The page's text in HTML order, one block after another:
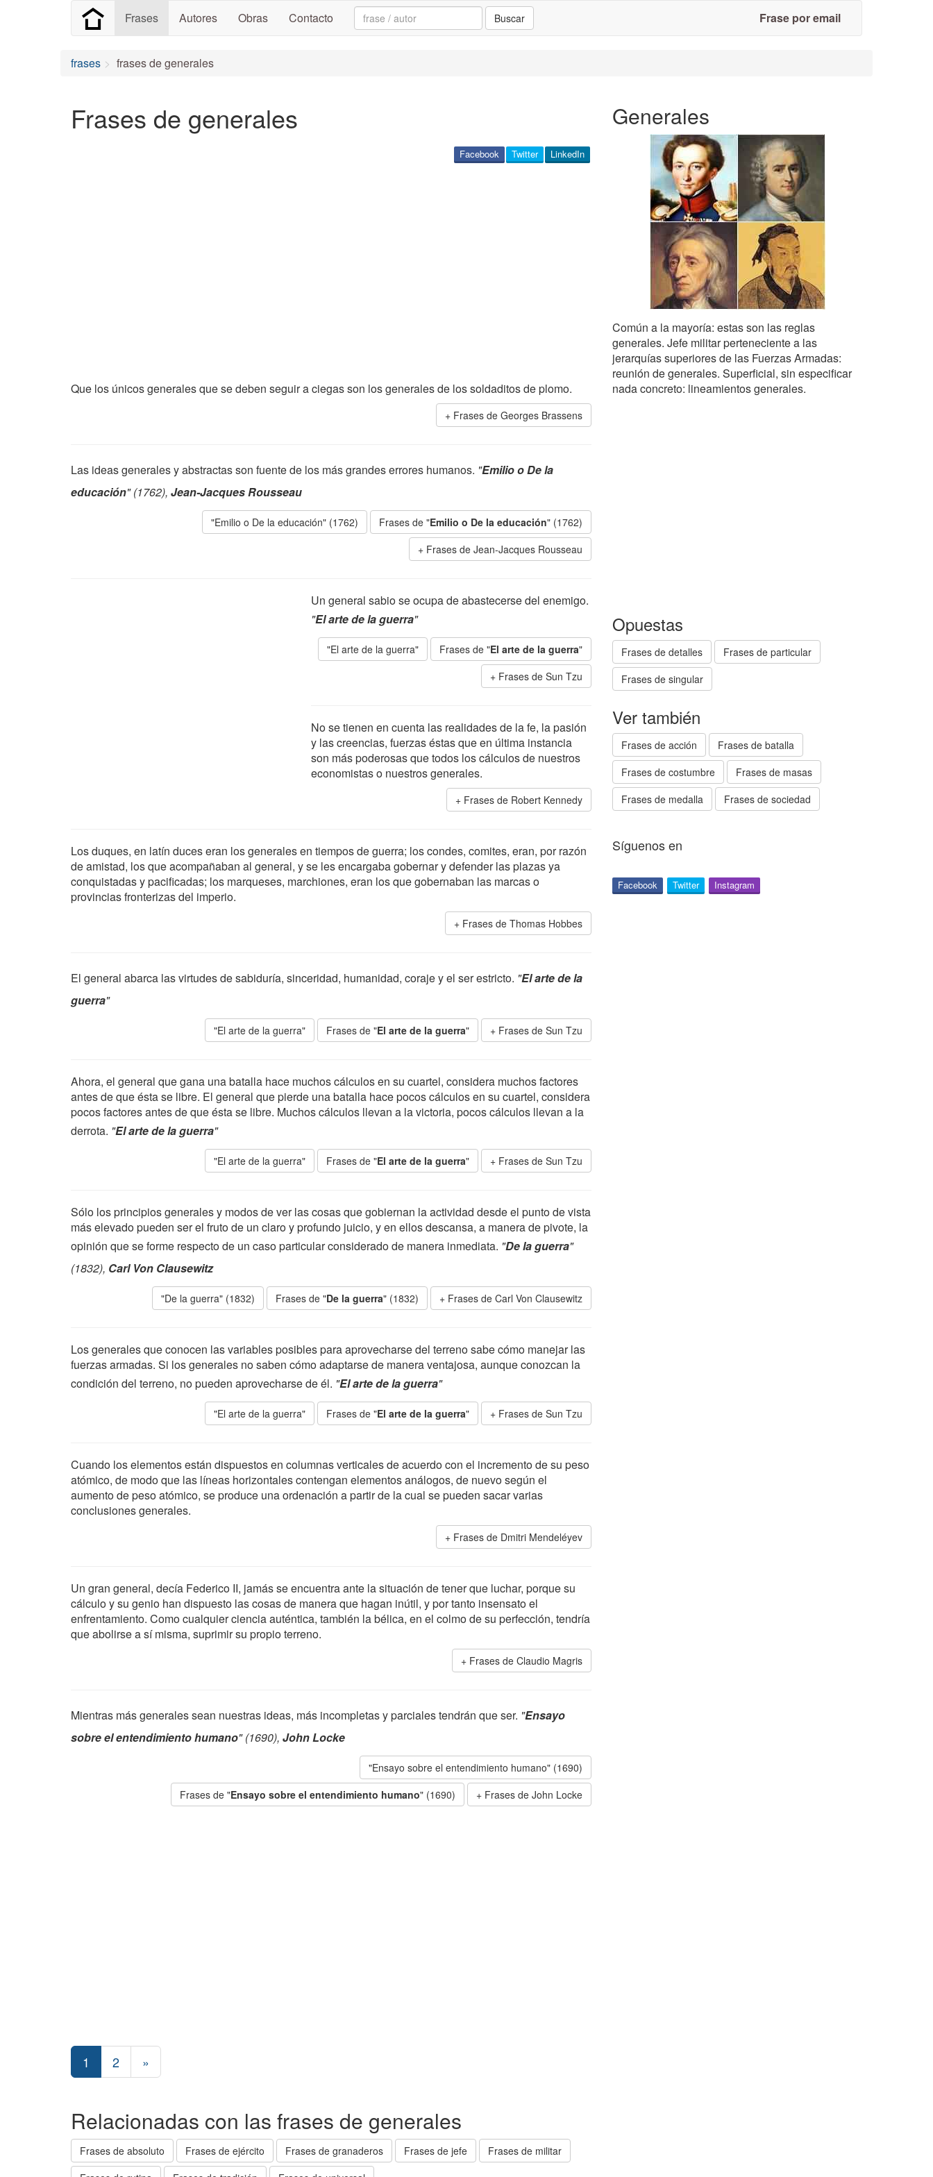
Frases Autores Obras Contacto Search: Buscar Frase por email
frases frases de generales
Frases de generales
LinkedIn
Twitter
Facebook
Que los únicos generales que se deben seguir a ciegas son los generales de los soldaditos de plomo.
Frases de Georges Brassens
Las ideas generales y abstractas son fuente de los más grandes errores humanos. "Emilio o De la
educación" (1762), Jean-Jacques Rousseau
"Emilio o De la educación" (1762) Frases de "Emilio o De la educación" (1762)
Frases de Jean-Jacques Rousseau
Un general sabio se ocupa de abastecerse del enemigo.
"El arte de la guerra"
"El arte de la guerra" Frases de "El arte de la guerra"
Frases de Sun Tzu
No se tienen en cuenta las realidades de la fe, la pasión
y las creencias, fuerzas éstas que en última instancia
son más poderosas que todos los cálculos de nuestros
economistas o nuestros generales.
Frases de Robert Kennedy
Los duques, en latín duces eran los generales en tiempos de guerra; los condes, comites, eran, por razón
de amistad, los que acompañaban al general, y se les encargaba gobernar y defender las plazas ya
conquistadas y pacificadas; los marqueses, marchiones, eran los que gobernaban las marcas o
provincias fronterizas del imperio.
Frases de Thomas Hobbes
El general abarca las virtudes de sabiduría, sinceridad, humanidad, coraje y el ser estricto. "El arte de la
guerra"
"El arte de la guerra" Frases de "El arte de la guerra" Frases de Sun Tzu
Ahora, el general que gana una batalla hace muchos cálculos en su cuartel, considera muchos factores
antes de que ésta se libre. El general que pierde una batalla hace pocos cálculos en su cuartel, considera
pocos factores antes de que ésta se libre. Muchos cálculos llevan a la victoria, pocos cálculos llevan a la
derrota. "El arte de la guerra"
"El arte de la guerra" Frases de "El arte de la guerra" Frases de Sun Tzu
Sólo los principios generales y modos de ver las cosas que gobiernan la actividad desde el punto de vista
más elevado pueden ser el fruto de un claro y profundo juicio, y en ellos descansa, a manera de pivote, la
opinión que se forme respecto de un caso particular considerado de manera inmediata. "De la guerra"
(1832), Carl Von Clausewitz
"De la guerra" (1832) Frases de "De la guerra" (1832) Frases de Carl Von Clausewitz
Los generales que conocen las variables posibles para aprovecharse del terreno sabe cómo manejar las
fuerzas armadas. Si los generales no saben cómo adaptarse de manera ventajosa, aunque conozcan la
condición del terreno, no pueden aprovecharse de él. "El arte de la guerra"
"El arte de la guerra" Frases de "El arte de la guerra" Frases de Sun Tzu
Cuando los elementos están dispuestos en columnas verticales de acuerdo con el incremento de su peso
atómico, de modo que las líneas horizontales contengan elementos análogos, de nuevo según el
aumento de peso atómico, se produce una ordenación a partir de la cual se pueden sacar varias
conclusiones generales.
Frases de Dmitri Mendeléyev
Un gran general, decía Federico II, jamás se encuentra ante la situación de tener que luchar, porque su
cálculo y su genio han dispuesto las cosas de manera que hagan inútil, y por tanto insensato el
enfrentamiento. Como cualquier ciencia auténtica, también la bélica, en el colmo de su perfección, tendría
que abolirse a sí misma, suprimir su propio terreno.
Frases de Claudio Magris
Mientras más generales sean nuestras ideas, más incompletas y parciales tendrán que ser. "Ensayo
sobre el entendimiento humano" (1690), John Locke
"Ensayo sobre el entendimiento humano" (1690)
Frases de "Ensayo sobre el entendimiento humano" (1690) Frases de John Locke
1 2 »
Relacionadas con las frases de generales
Frases de absoluto Frases de ejército Frases de granaderos Frases de jefe
Frases de militar
Generales
Común a la mayoría: estas son las reglas
generales. Jefe militar perteneciente a las
jerarquías superiores de las Fuerzas Armadas:
reunión de generales. Superficial, sin especificar
nada concreto: lineamientos generales.
Opuestas
Frases de detalles
Frases de particular
Frases de singular
Ver también
Frases de acción
Frases de batalla
Frases de costumbre
Frases de masas
Frases de medalla
Frases de sociedad
Síguenos en
Facebook Twitter Instagram